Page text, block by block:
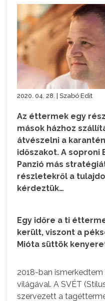
2020. 04. 28. | Szabó Edit
Az éttermek egy
mások házhoz
átvészelni a
időszakot. A soproni
Panzió más
részletekről a
kérdeztük…
Egy időre a ti
került, viszont a
Mióta süttök
2018-ban
világával. A SVÉT
szervezett a